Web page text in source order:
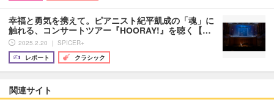
幸福と勇気を携えて。ピアニスト紀平凱成の「魂」に
触れる、コンサートツアー『HOORAY!』を聴く【…
2025.2.20 ｜ SPICER+
レポート
クラシック
関連サイト